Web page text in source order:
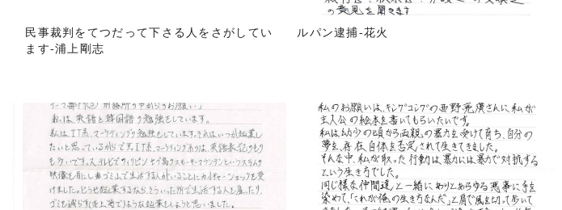
民事裁判をてつだって下さる人をさがしてい
ます-浦上剛志
ルパン逮捕-花火